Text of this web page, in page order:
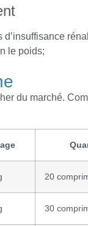
d’insuffisance
le poids;
du marché.
20
30